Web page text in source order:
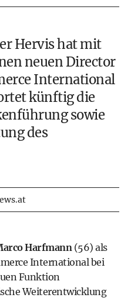
Hervis hat mit
neuen Director
International
künftig die
sowie
des
Harfmann(56) als
International bei
Funktion
Weiterentwicklung